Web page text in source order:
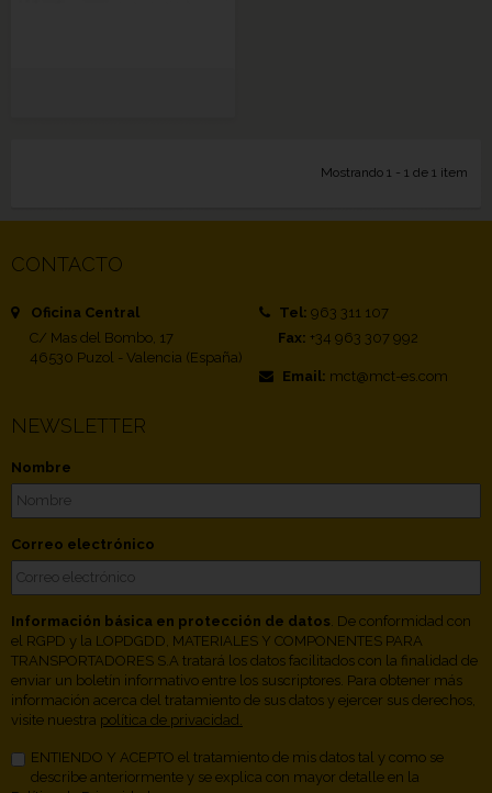
Mostrando 1 - 1 de 1 item
CONTACTO
Oficina Central
C/ Mas del Bombo, 17
46530 Puzol - Valencia (España)
Tel: 963 311 107
Fax: +34 963 307 992
Email: mct@mct-es.com
NEWSLETTER
Nombre
Correo electrónico
Información básica en protección de datos. De conformidad con
el RGPD y la LOPDGDD, MATERIALES Y COMPONENTES PARA
TRANSPORTADORES S.A tratará los datos facilitados con la finalidad de
enviar un boletín informativo entre los suscriptores. Para obtener más
información acerca del tratamiento de sus datos y ejercer sus derechos,
visite nuestra política de privacidad.
ENTIENDO Y ACEPTO el tratamiento de mis datos tal y como se
describe anteriormente y se explica con mayor detalle en la